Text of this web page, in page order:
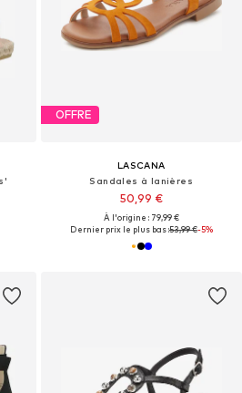
OFFRE
LASCANA
Sandales à lanières
50,99 €
À l'origine : 79,99 €
Dernier prix le plus bas :53,99 €-5%